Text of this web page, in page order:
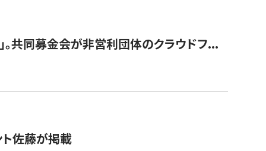
。共同募金会が非営利団体のクラウドフ...
佐藤が掲載